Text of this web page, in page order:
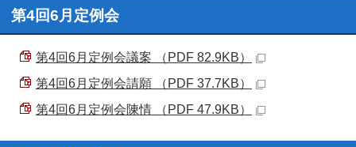
第4回6月定例会
第4回6月定例会議案 （PDF 82.9KB）
第4回6月定例会請願 （PDF 37.7KB）
第4回6月定例会陳情 （PDF 47.9KB）